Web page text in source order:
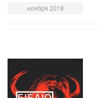
ноября 2018